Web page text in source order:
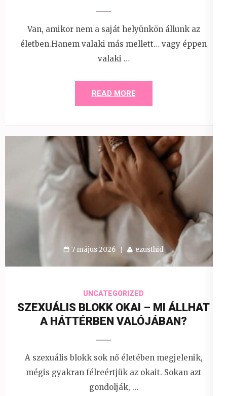
Van, amikor nem a saját helyünkön állunk az
életben.Hanem valaki más mellett… vagy éppen
valaki …
READ MORE
7 május 2026 ezusthid
UNCATEGORIZED
SZEXUÁLIS BLOKK OKAI – MI ÁLLHAT
A HÁTTÉRBEN VALÓJÁBAN?
A szexuális blokk sok nő életében megjelenik,
mégis gyakran félreértjük az okait. Sokan azt
gondolják, …